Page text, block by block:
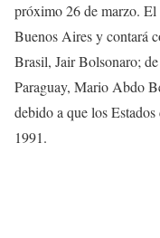
próximo 26 de marzo. El
Buenos Aires y contará
Brasil, Jair Bolsonaro;
Paraguay, Mario Abdo
debido a que los
1991.